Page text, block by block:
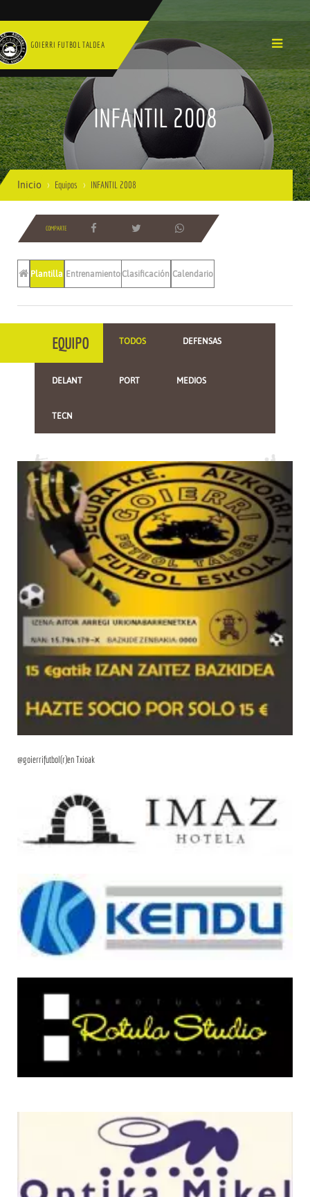
GOIERRI FUTBOL TALDEA
INFANTIL 2008
Inicio Equipos INFANTIL 2008
COMPARTE
Plantilla EntrenamientosClasificación Calendario
EQUIPO TODOS DEFENSAS
DELANT PORT MEDIOS
TECN
@goierrifutbol(r)en Txioak